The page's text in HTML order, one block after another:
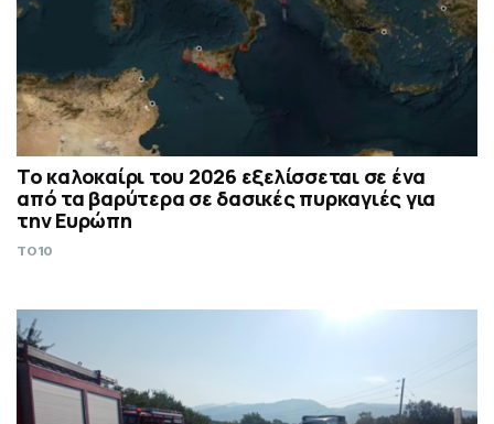
Το καλοκαίρι του 2026 εξελίσσεται σε ένα
από τα βαρύτερα σε δασικές πυρκαγιές για
την Ευρώπη
TO10